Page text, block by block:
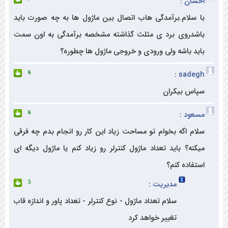
هاب اتصال بین ماژول ها به چه صورت باید
برد ی مثلث گذاشته مشخصه برآمدگی به اون سمت
باشه ولی ورودی و خروجی ماژول ها چطوره؟
بیکران
:
اگه بخوام تو مساحت زیاد این کار رو انجام بدم چه فرقی
باید تعداد ماژول کنترلر رو زیاد کنم یا ماژول دیگه ای
کنم؟
مدیریت :
سلام تعداد ماژول - نوع کنترلر - تعداد پاور و اندازه قاب
تغییر خواهد کرد